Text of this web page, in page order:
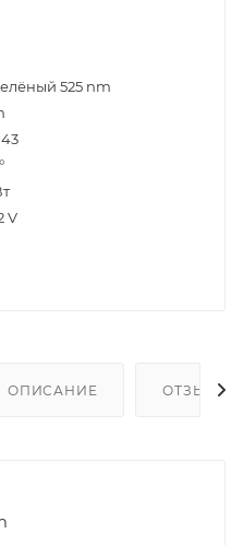
525 nm
V
ОПИСАНИЕ ОТЗЫВЫ